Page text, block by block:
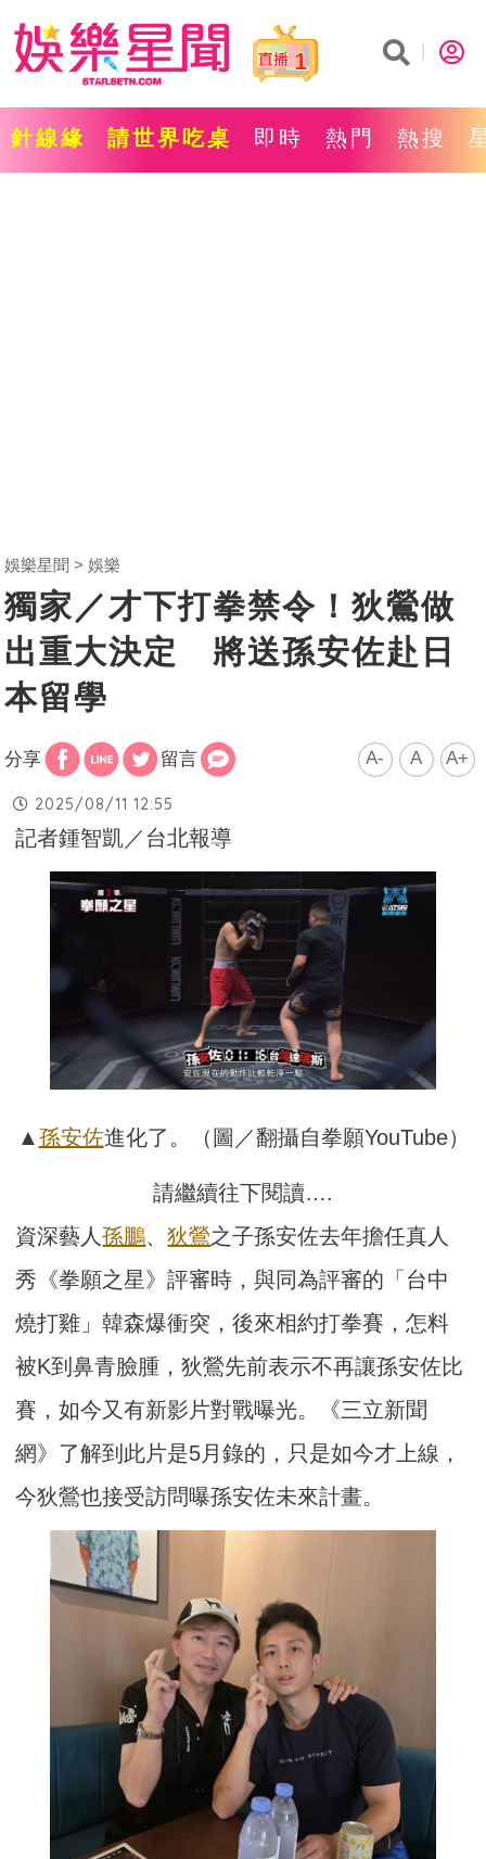
1
針線緣 請世界吃桌 即時 熱門 熱搜
娛樂星聞 娛樂
獨家／才下打拳禁令！狄鶯做
出重大決定 將送孫安佐赴日
本留學
分享 留言 A- A A+
2025/08/11 12:55
記者鍾智凱／台北報導
▲ 孫安佐進化了。（圖／翻攝自拳願YouTube）
請繼續往下閱讀….
資深藝人孫鵬、狄鶯之子孫安佐去年擔任真人
秀《拳願之星》評審時，與同為評審的「台中
燒打雞」韓森爆衝突，後來相約打拳賽，怎料
被K到鼻青臉腫，狄鶯先前表示不再讓孫安佐比
賽，如今又有新影片對戰曝光。《三立新聞
網》了解到此片是5月錄的，只是如今才上線，
今狄鶯也接受訪問曝孫安佐未來計畫。